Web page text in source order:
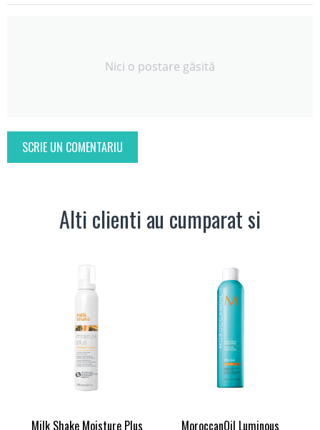
Nici o postare găsită
SCRIE UN COMENTARIU
Alti clienti au cumparat si
Milk Shake Moisture Plus
MoroccanOil Luminous